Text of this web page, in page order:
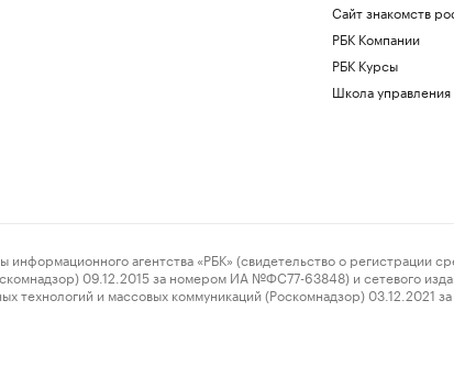
Сайт знакомств
РБК Компании
РБК Курсы
Школа
агентства «РБК» (свидетельство о регистрации
09.12.2015 за номером ИА №ФС77-63848) и сетевого
технологий и массовых коммуникаций (Роскомнадзор)